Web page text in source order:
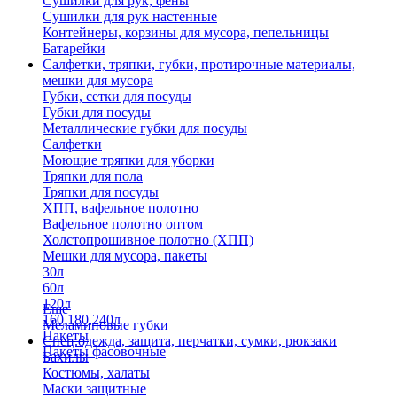
Сушилки для рук настенные
Контейнеры, корзины для мусора, пепельницы
Батарейки
Салфетки, тряпки, губки, протирочные материалы,
мешки для мусора
Губки, сетки для посуды
Губки для посуды
Металлические губки для посуды
Салфетки
Моющие тряпки для уборки
Тряпки для пола
Тряпки для посуды
ХПП, вафельное полотно
Вафельное полотно оптом
Холстопрошивное полотно (ХПП)
Мешки для мусора, пакеты
30л
60л
120л
160,180,240л
Пакеты
Пакеты фасовочные
Еще
Меламиновые губки
Спец.одежда, защита, перчатки, сумки, рюкзаки
Бахилы
Костюмы, халаты
Маски защитные